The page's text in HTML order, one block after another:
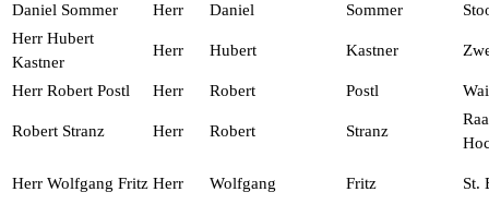
Daniel Sommer Herr Daniel Sommer
Herr Hubert
Kastner
Herr Hubert Kastner
Herr Robert Postl Herr Robert Postl
Robert Stranz Herr Robert Stranz
Herr Wolfgang Fritz Herr Wolfgang Fritz St.